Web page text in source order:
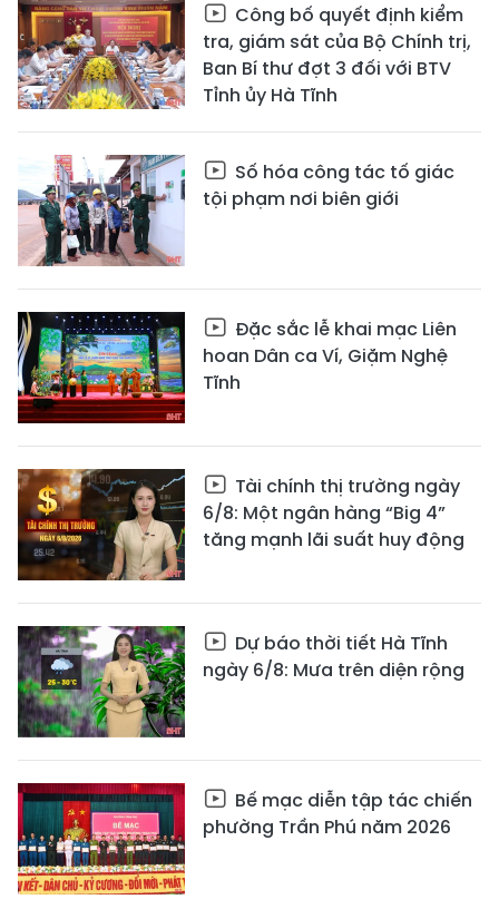
Công bố quyết định kiểm
tra, giám sát của Bộ Chính trị,
Ban Bí thư đợt 3 đối với BTV
Tỉnh ủy Hà Tĩnh
Số hóa công tác tố giác
tội phạm nơi biên giới
Đặc sắc lễ khai mạc Liên
hoan Dân ca Ví, Giặm Nghệ
Tĩnh
Tài chính thị trường ngày
6/8: Một ngân hàng “Big 4”
tăng mạnh lãi suất huy động
Dự báo thời tiết Hà Tĩnh
ngày 6/8: Mưa trên diện rộng
Bế mạc diễn tập tác chiến
phường Trần Phú năm 2026